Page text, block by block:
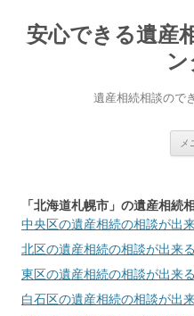
安心できる遺産
遺産相続相談ので
メ
「北海道札幌市」の遺産相続
中央区の遺産相続の相談が出
北区の遺産相続の相談が出来
東区の遺産相続の相談が出来
白石区の遺産相続の相談が出